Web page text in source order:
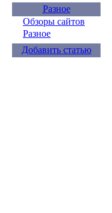
Разное
Обзоры сайтов
Разное
Добавить статью